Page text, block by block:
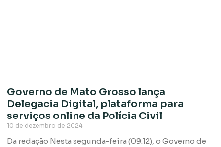
Governo de Mato Grosso lança
Delegacia Digital, plataforma para
serviços online da Polícia Civil
10 de dezembro de 2024
Da redação Nesta segunda-feira (09.12), o Governo de